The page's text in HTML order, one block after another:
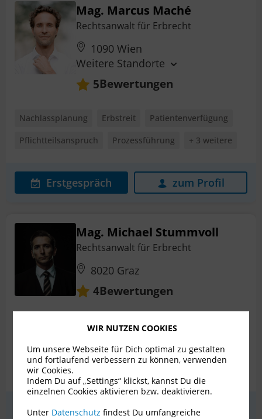
Mag. Marcus Maché
Rechtsanwalt für Erbrecht
1090 Wien
Weitere Standorte
5Bewertungen
Nachlassplanung Erbstreit
Patientenverfügung
Pflichtteilsanspruch
Prozessführung + 3 weitere
Erstgespräch zum Profil
Mag. Michael Stummvoll
Rechtsanwalt für Erbrecht
8020 Graz
4Bewertungen
Nachlassplanung
Erbstreit
Erwachsenenvertretung
Internationales Erbrecht
Patientenverfügung
Erstgespräch zum Profil
WIR NUTZEN COOKIES
Um unsere Webseite für Dich optimal zu gestalten
und fortlaufend verbessern zu können, verwenden
wir Cookies.
Indem Du auf „Settings“ klickst, kannst Du die
einzelnen Cookies aktivieren bzw. deaktivieren.
Unter Datenschutz findest Du umfangreiche